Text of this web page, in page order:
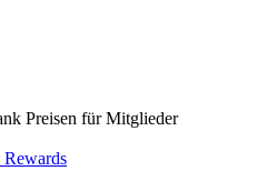
Preisen für Mitglieder